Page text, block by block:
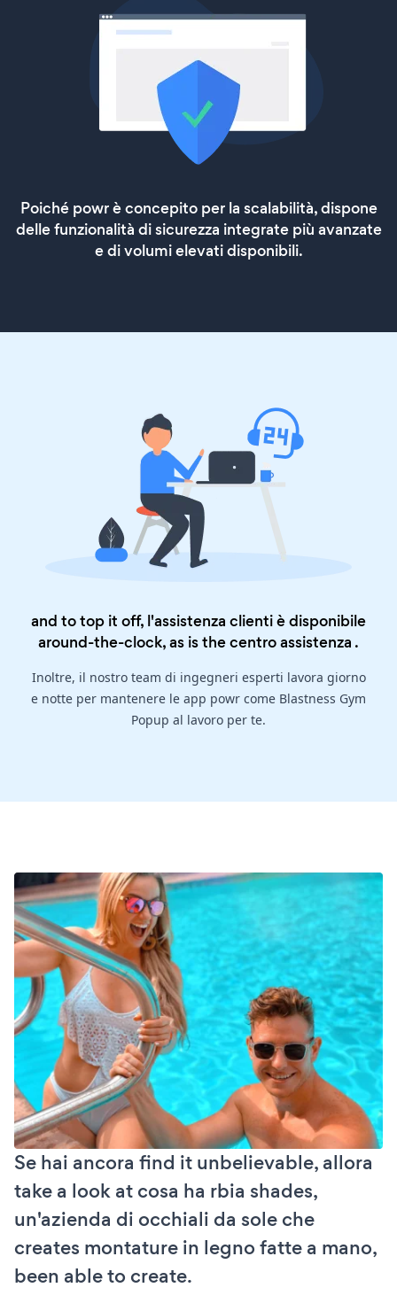
Poiché powr è concepito per la scalabilità, dispone
delle funzionalità di sicurezza integrate più avanzate
e di volumi elevati disponibili.
and to top it off, l'assistenza clienti è disponibile
around-the-clock, as is thecentro assistenza .
Inoltre, il nostro team di ingegneri esperti lavora giorno
e notte per mantenere le app powr come Blastness Gym
Popup al lavoro per te.
Se hai ancora find it unbelievable, allora
take a look at cosa ha rbia shades,
un'azienda di occhiali da sole che
creates montature in legno fatte a mano,
been able to create.